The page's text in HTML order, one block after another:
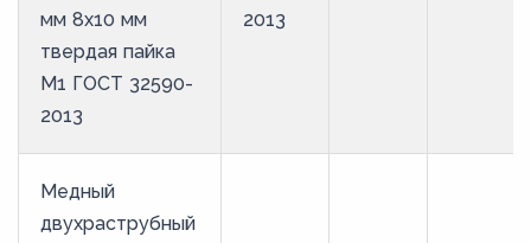
мм 8х10 мм
твердая пайка
М1 ГОСТ 32590-
2013
2013
Медный
двухраструбный